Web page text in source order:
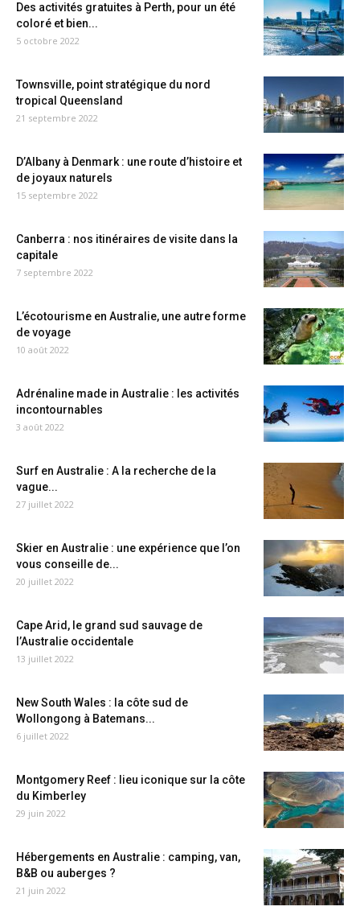
Des activités gratuites à Perth, pour un été
coloré et bien...
5 octobre 2022
Townsville, point stratégique du nord
tropical Queensland
21 septembre 2022
D’Albany à Denmark : une route d’histoire et
de joyaux naturels
15 septembre 2022
Canberra : nos itinéraires de visite dans la
capitale
7 septembre 2022
L’écotourisme en Australie, une autre forme
de voyage
10 août 2022
Adrénaline made in Australie : les activités
incontournables
3 août 2022
Surf en Australie : A la recherche de la
vague...
27 juillet 2022
Skier en Australie : une expérience que l’on
vous conseille de...
20 juillet 2022
Cape Arid, le grand sud sauvage de
l’Australie occidentale
13 juillet 2022
New South Wales : la côte sud de
Wollongong à Batemans...
6 juillet 2022
Montgomery Reef : lieu iconique sur la côte
du Kimberley
29 juin 2022
Hébergements en Australie : camping, van,
B&B ou auberges ?
21 juin 2022